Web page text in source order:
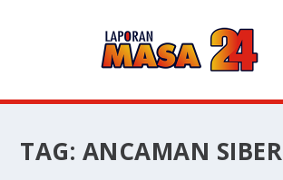
TAG: ANCAMAN SIBER